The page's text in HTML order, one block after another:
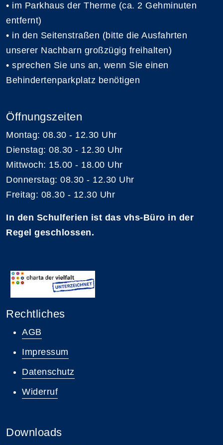
• im Parkhaus der Therme (ca. 2 Gehminuten
entfernt)
• in den Seitenstraßen (bitte die Ausfahrten
unserer Nachbarn großzügig freihalten)
• sprechen Sie uns an, wenn Sie einen
Behindertenparkplatz benötigen
Öffnungszeiten
Montag: 08.30 - 12.30 Uhr
Dienstag: 08.30 - 12.30 Uhr
Mittwoch: 15.00 - 18.00 Uhr
Donnerstag: 08.30 - 12.30 Uhr
Freitag: 08.30 - 12.30 Uhr
In den Schulferien ist das vhs-Büro in der
Regel geschlossen.
Rechtliches
AGB
Impressum
Datenschutz
Widerruf
Downloads